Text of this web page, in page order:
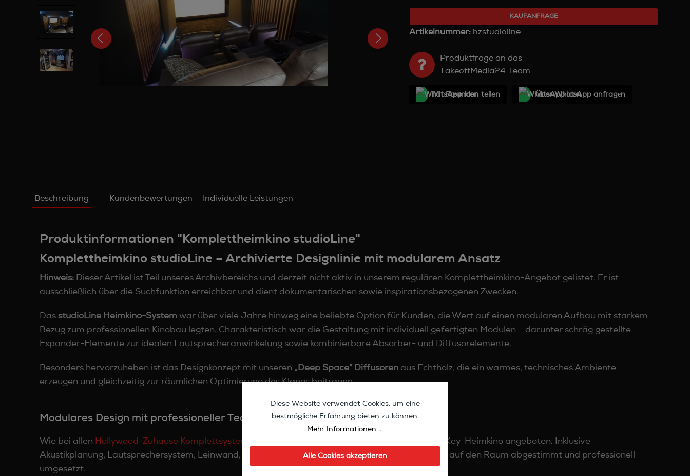
KAUFANFRAGE
Artikelnummer: hzstudioline
Produktfrage an das
TakeoffMedia24 Team
Mit Frеunden teilen Über WhatѕApp anfragеn
Beschreibung Kundenbewertungen Individuelle Leistungen
Produktinformationen "Komplettheimkino studioLine"
Komplettheimkino studioLine – Archivierte Designlinie mit modularem Ansatz
Hinweis: Dieser Artikel ist Teil unseres Archivbereichs und derzeit nicht aktiv in unserem regulären Komplettheimkino-Angebot gelistet. Er ist
ausschließlich über die Suchfunktion erreichbar und dient dokumentarischen sowie inspirationsbezogenen Zwecken.
DasstudioLine Heimkino-System war über viele Jahre hinweg eine beliebte Option für Kunden, die Wert auf einen modularen Aufbau mit starkem
Bezug zum professionellen Kinobau legten. Charakteristisch war die Gestaltung mit individuell gefertigten Modulen – darunter schräg gestellte
Expander-Elemente zur idealen Lautsprecheranwinkelung sowie kombinierbare Absorber- und Diffusorelemente.
Besonders hervorzuheben ist das Designkonzept mit unseren „Deep Space“ Diffusoren aus Echtholz, die ein warmes, technisches Ambiente
erzeugen und gleichzeitig zur räumlichen Optimierung des Klangs beitragen.
Modulares Design mit professioneller Technik
Wie bei allen Hollywood-Zuhause Komplettsystemen
wurde auch studioLine als vollwertiges Turn-Key-Heimkino angeboten. Inklusive
Akustikplanung, Lautsprechersystem, Leinwand, Projektor, Steuerung und Bestuhlung – individuell auf den Raum abgestimmt und professionell
umgesetzt.
Diese Website verwendet Cookies, um eine
bestmögliche Erfahrung bieten zu können.
Mehr Informationen ...
Alle Cookies akzeptieren